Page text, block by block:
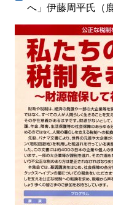
へ」伊藤周平氏（